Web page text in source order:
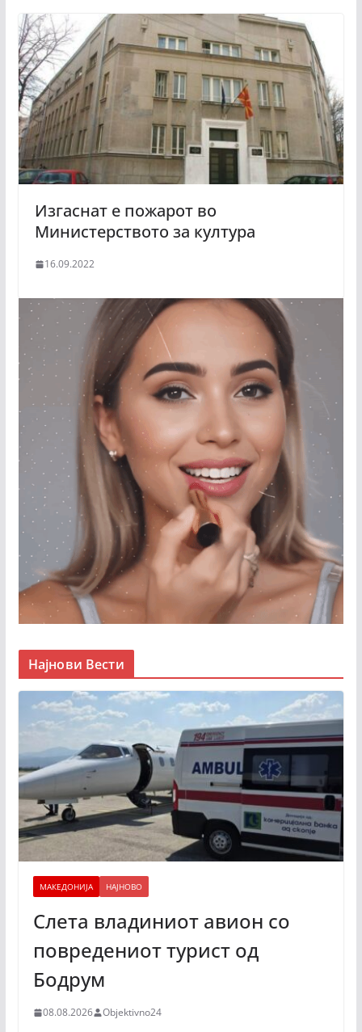
Изгаснат е пожарот во
Министерството за култура
16.09.2022
Најнови Вести
МАКЕДОНИЈА НАЈНОВО
Слета владиниот авион со
повредениот турист од
Бодрум
08.08.2026 Objektivno24